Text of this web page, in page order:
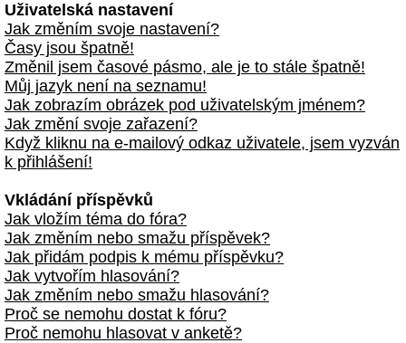
Uživatelská nastavení
Jak změním svoje nastavení?
Časy jsou špatně!
Změnil jsem časové pásmo, ale je to stále špatně!
Můj jazyk není na seznamu!
Jak zobrazím obrázek pod uživatelským jménem?
Jak změní svoje zařazení?
Když kliknu na e-mailový odkaz uživatele, jsem vyzván
k přihlášení!
Vkládání příspěvků
Jak vložím téma do fóra?
Jak změním nebo smažu příspěvek?
Jak přidám podpis k mému příspěvku?
Jak vytvořím hlasování?
Jak změním nebo smažu hlasování?
Proč se nemohu dostat k fóru?
Proč nemohu hlasovat v anketě?